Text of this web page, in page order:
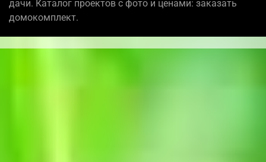
дачи. Каталог проектов с фото и ценами: заказать
домокомплект.